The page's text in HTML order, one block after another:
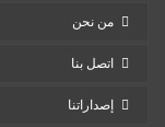
من نحن
اتصل بنا
إصداراتنا